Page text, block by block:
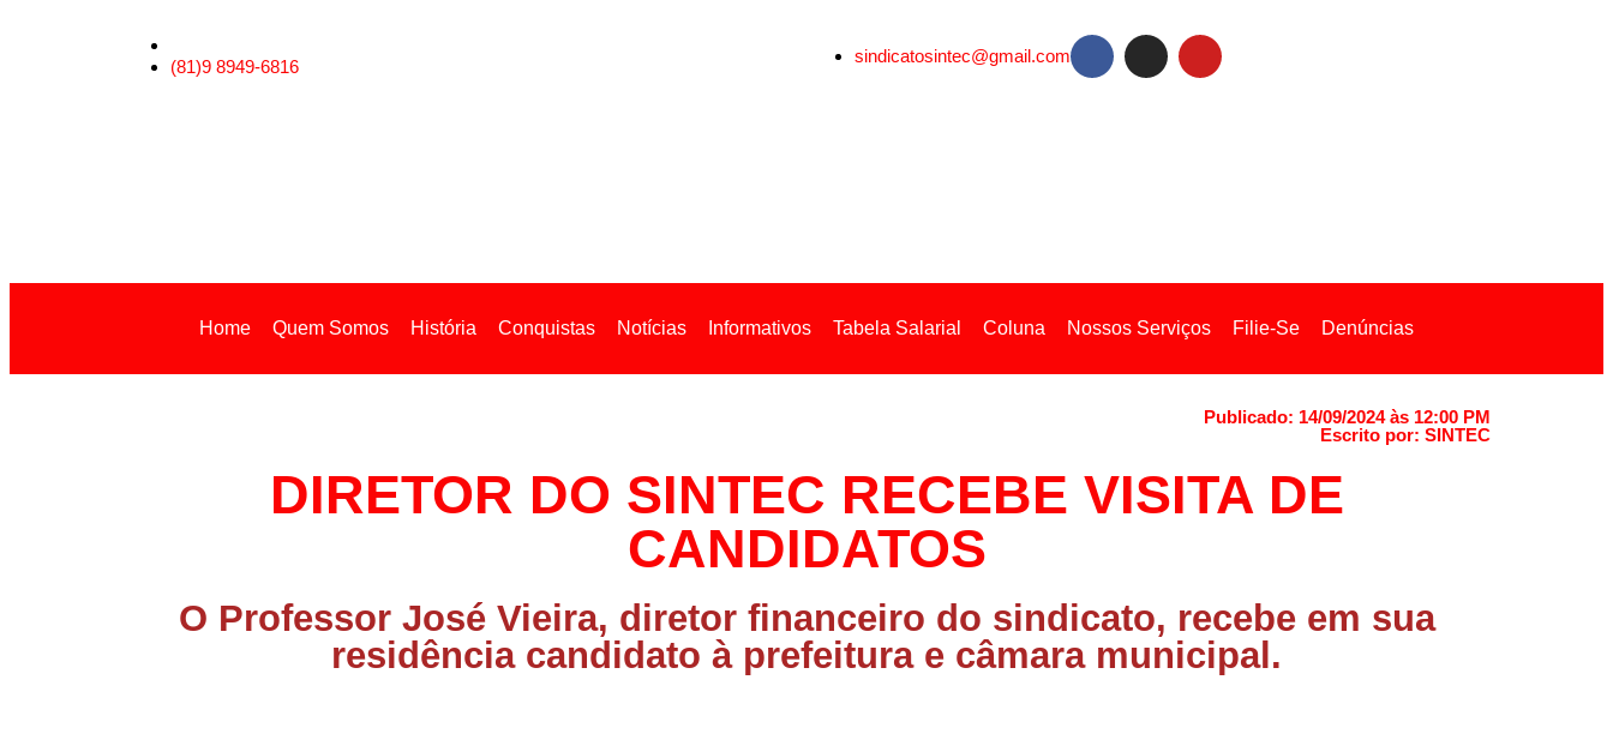
(81)9 8949-6816
sindicatosintec@gmail.com
Home Quem Somos História Conquistas Notícias Informativos Tabela Salarial Coluna Nossos Serviços Filie-Se Denúncias
Publicado: 14/09/2024 às 12:00 PM
Escrito por: SINTEC
DIRETOR DO SINTEC RECEBE VISITA DE
CANDIDATOS
O Professor José Vieira, diretor financeiro do sindicato, recebe em sua
residência candidato à prefeitura e câmara municipal.